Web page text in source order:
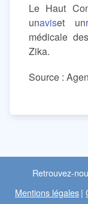
Le Haut
unaviset un
médicale
Zika.
Source :
Retrouvez-
Mentions légales|